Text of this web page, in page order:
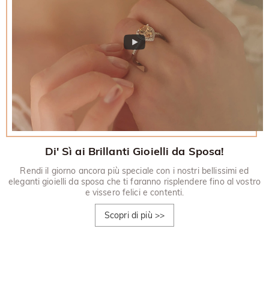
Di' Sì ai Brillanti Gioielli da Sposa!
Rendi il giorno ancora più speciale con i nostri bellissimi ed
eleganti gioielli da sposa che ti faranno risplendere fino al vostro
e vissero felici e contenti.
Scopri di più >>